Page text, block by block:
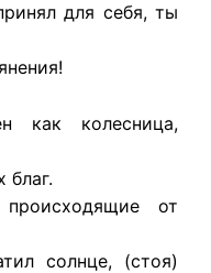
для себя, ты
как колесница,
благ.
от
солнце, (стоя)